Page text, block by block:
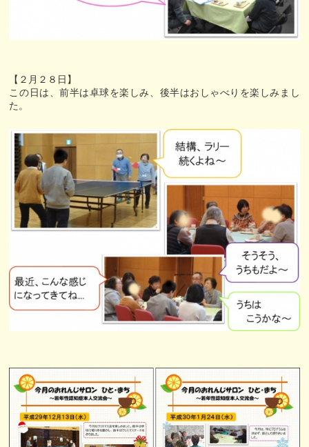
【２月２８日】
この日は、前半は卓球を楽しみ、後半はおしゃべりを楽しみまし
た。